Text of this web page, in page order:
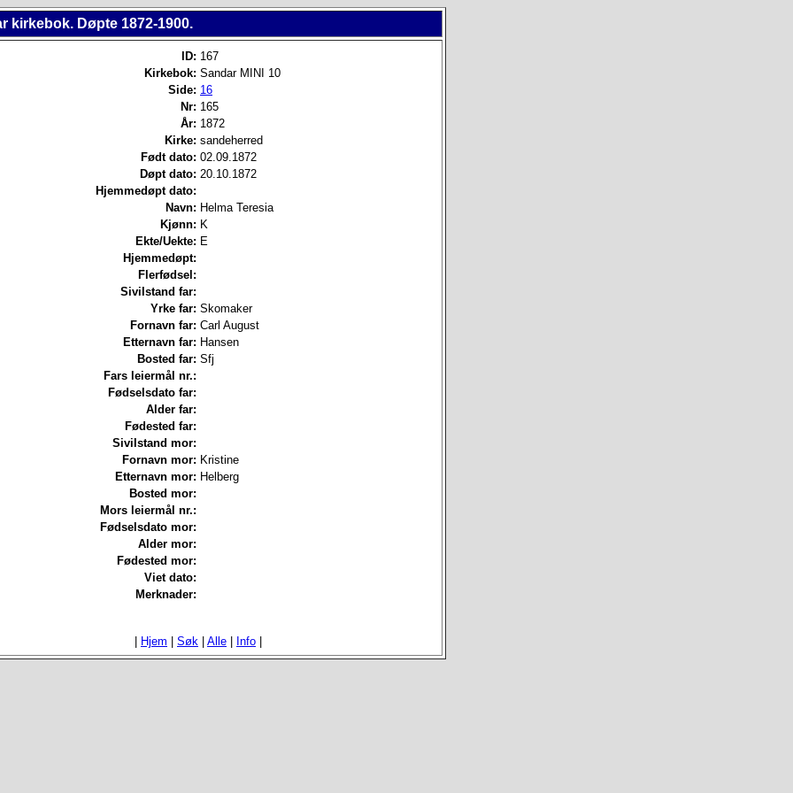
kirkebok. Døpte 1872-1900.
ID: 167
Kirkebok: Sandar MINI 10
Side: 16
Nr: 165
År: 1872
Kirke: sandeherred
Født dato: 02.09.1872
Døpt dato: 20.10.1872
Hjemmedøpt dato:
Navn: Helma Teresia
Kjønn: K
Ekte/Uekte: E
Hjemmedøpt:
Flerfødsel:
Sivilstand far:
Yrke far: Skomaker
Fornavn far: Carl August
Etternavn far: Hansen
Bosted far: Sfj
Fars leiermål nr.:
Fødselsdato far:
Alder far:
Fødested far:
Sivilstand mor:
Fornavn mor: Kristine
Etternavn mor: Helberg
Bosted mor:
Mors leiermål nr.:
Fødselsdato mor:
Alder mor:
Fødested mor:
Viet dato:
Merknader:
Hjem Søk Alle Info